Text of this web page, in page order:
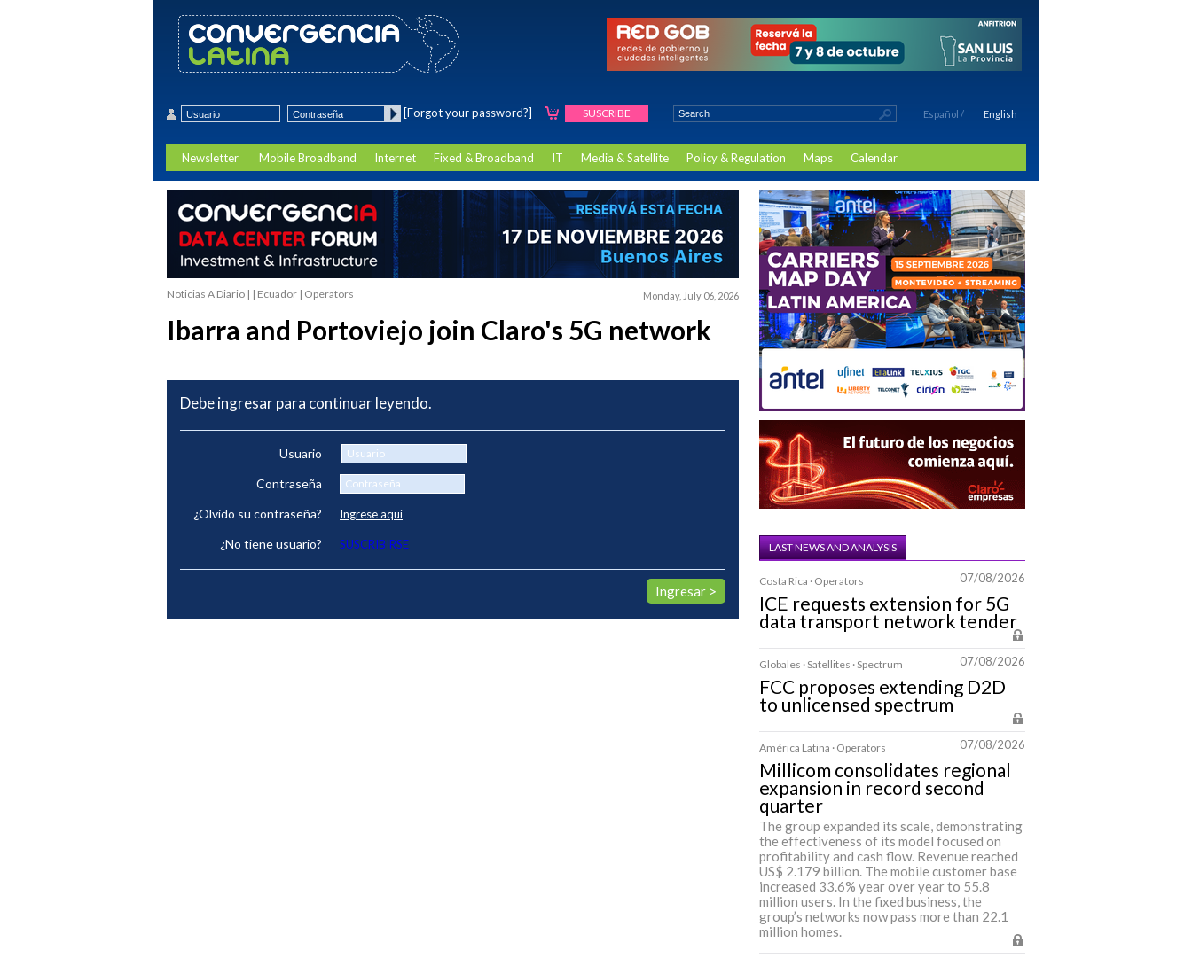
[Forgot your password?] SUSCRIBE Español / English
Newsletter Mobile Broadband Internet Fixed & Broadband IT Media & Satellite Policy & Regulation Maps Calendar
Monday, July 06, 2026
Noticias A Diario | | Ecuador | Operators
Ibarra and Portoviejo join Claro's 5G network
Debe ingresar para continuar leyendo.
Usuario
Contraseña
¿Olvido su contraseña?
Ingrese aquí
¿No tiene usuario? SUSCRIBIRSE LAST NEWS AND ANALYSIS
Costa Rica · Operators 07/08/2026
ICE requests extension for 5G
data transport network tender
Globales · Satellites · Spectrum 07/08/2026
FCC proposes extending D2D
to unlicensed spectrum
América Latina · Operators 07/08/2026
Millicom consolidates regional
expansion in record second
quarter
The group expanded its scale, demonstrating
the effectiveness of its model focused on
profitability and cash flow. Revenue reached
US$ 2.179 billion. The mobile customer base
increased 33.6% year over year to 55.8
million users. In the fixed business, the
group’s networks now pass more than 22.1
million homes.